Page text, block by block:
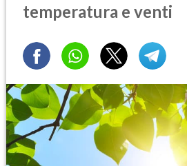
temperatura e venti